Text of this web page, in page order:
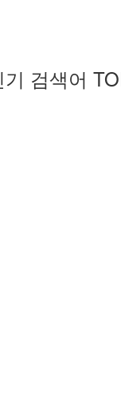
검색어